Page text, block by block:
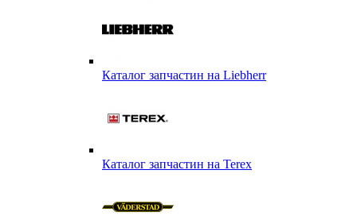
Каталог запчастин на Liebherr
Каталог запчастин на Terex